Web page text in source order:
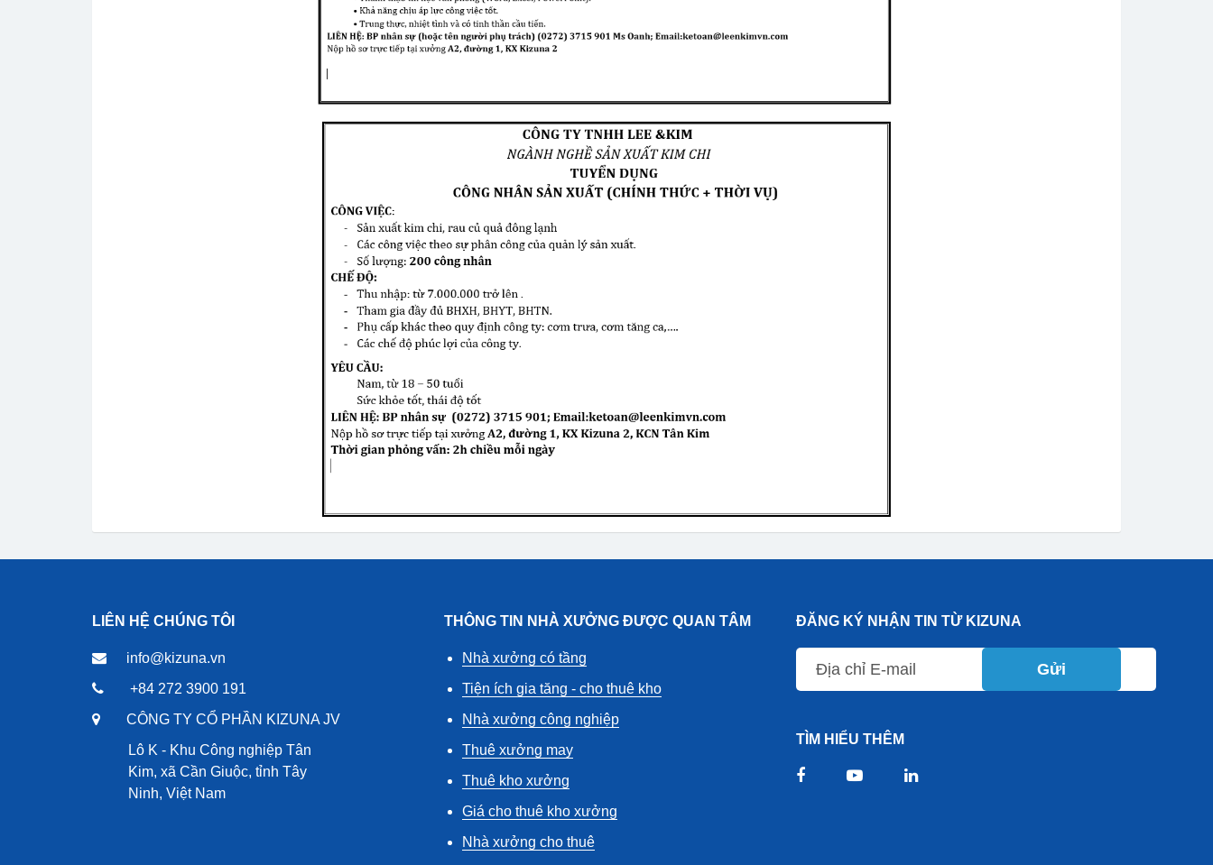
LIÊN HỆ CHÚNG TÔI
info@kizuna.vn
+84 272 3900 191
CÔNG TY CỔ PHẦN KIZUNA JV
Lô K - Khu Công nghiệp Tân
Kim, xã Cần Giuộc, tỉnh Tây
Ninh, Việt Nam
THÔNG TIN NHÀ XƯỞNG ĐƯỢC QUAN TÂM
Nhà xưởng có tầng
Tiện ích gia tăng - cho thuê kho
Nhà xưởng công nghiệp
Thuê xưởng may
Thuê kho xưởng
Giá cho thuê kho xưởng
Nhà xưởng cho thuê
ĐĂNG KÝ NHẬN TIN TỪ KIZUNA
Gửi
TÌM HIỂU THÊM